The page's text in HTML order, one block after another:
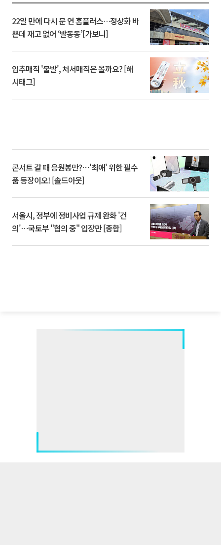
22일 만에 다시 문 연 홈플러스…정상화 바
쁜데 재고 없어 ‘발동동’[가보니]
입추매직 '불발', 처서매직은 올까요? [해
시태그]
콘서트 갈 때 응원봉만?⋯'최애' 위한 필수
품 등장이오! [솔드아웃]
서울시, 정부에 정비사업 규제 완화 '건
의'⋯국토부 "협의 중" 입장만 [종합]